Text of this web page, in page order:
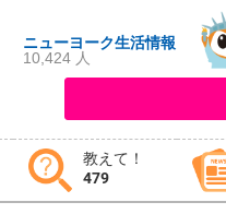
ニューヨーク生活情報
10,424 人
教えて！
479